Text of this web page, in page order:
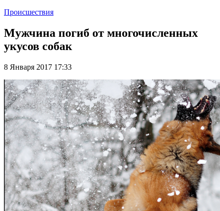
Происшествия
Мужчина погиб от многочисленных
укусов собак
8 Января 2017 17:33